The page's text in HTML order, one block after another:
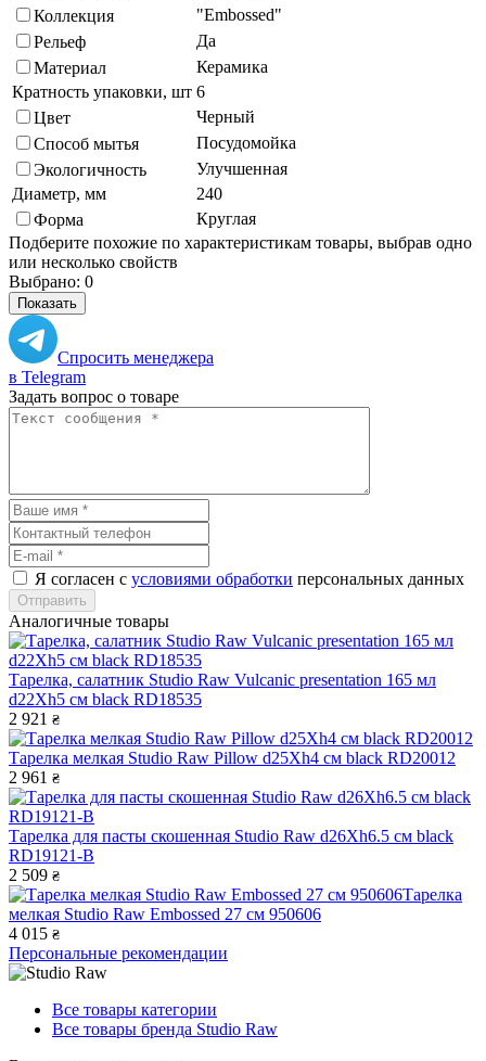
Коллекция
"Embossed"
Рельеф
Да
Материал
Керамика
Кратность упаковки, шт 6
Цвет
Черный
Способ мытья
Посудомойка
Экологичность
Улучшенная
Диаметр, мм
240
Форма
Круглая
Подберите похожие по характеристикам товары, выбрав одно
или несколько свойств
Выбрано: 0
Показать
Спросить менеджера
в Telegram
Задать вопрос о товаре
Я согласен с условиями обработки персональных данных
Отправить
Аналогичные товары
Тарелка, салатник Studio Raw Vulcanic presentation 165 мл
d22Xh5 см black RD18535
2 921 ₴
Тарелка мелкая Studio Raw Pillow d25Xh4 см black RD20012
2 961 ₴
Тарелка для пасты скошенная Studio Raw d26Xh6.5 см black
RD19121-B
2 509 ₴
Тарелка
мелкая Studio Raw Embossed 27 см 950606
4 015 ₴
Персональные рекомендации
Все товары категории
Все товары бренда Studio Raw